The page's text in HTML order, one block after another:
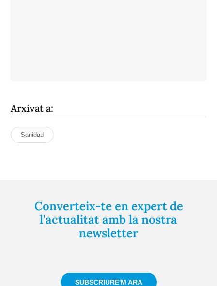
Arxivat a:
Sanidad
Converteix-te en expert de
l'actualitat amb la nostra
newsletter
SUBSCRIURE'M ARA